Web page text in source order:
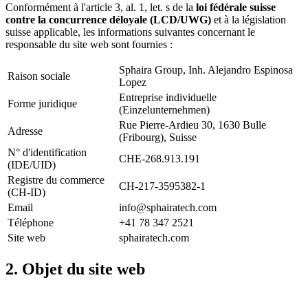
Conformément à l'article 3, al. 1, let. s de la loi fédérale suisse
contre la concurrence déloyale (LCD/UWG) et à la législation
suisse applicable, les informations suivantes concernant le
responsable du site web sont fournies :
Raison sociale
Sphaira Group, Inh. Alejandro Espinosa
Lopez
Forme juridique
Entreprise individuelle
(Einzelunternehmen)
Adresse
Rue Pierre-Ardieu 30, 1630 Bulle
(Fribourg), Suisse
N° d'identification
(IDE/UID)
CHE-268.913.191
Registre du commerce
(CH-ID)
CH-217-3595382-1
Email
info@sphairatech.com
Téléphone
+41 78 347 2521
Site web
sphairatech.com
2. Objet du site web